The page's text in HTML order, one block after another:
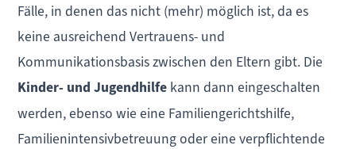
Fälle, in denen das nicht (mehr) möglich ist, da es
keine ausreichend Vertrauens- und
Kommunikationsbasis zwischen den Eltern gibt. Die
Kinder- und Jugendhilfe kann dann eingeschalten
werden, ebenso wie eine Familiengerichtshilfe,
Familienintensivbetreuung oder eine verpflichtende